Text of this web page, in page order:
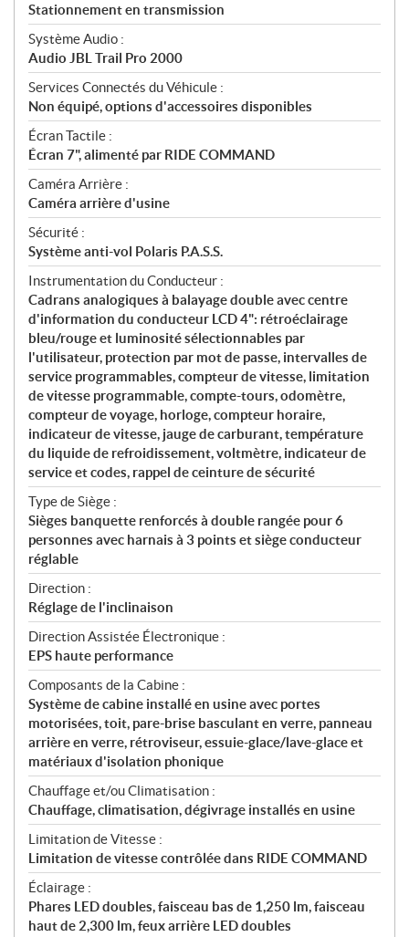
Stationnement en transmission
Système Audio :
Audio JBL Trail Pro 2000
Services Connectés du Véhicule :
Non équipé, options d'accessoires disponibles
Écran Tactile :
Écran 7", alimenté par RIDE COMMAND
Caméra Arrière :
Caméra arrière d'usine
Sécurité :
Système anti-vol Polaris P.A.S.S.
Instrumentation du Conducteur :
Cadrans analogiques à balayage double avec centre
d'information du conducteur LCD 4": rétroéclairage
bleu/rouge et luminosité sélectionnables par
l'utilisateur, protection par mot de passe, intervalles de
service programmables, compteur de vitesse, limitation
de vitesse programmable, compte-tours, odomètre,
compteur de voyage, horloge, compteur horaire,
indicateur de vitesse, jauge de carburant, température
du liquide de refroidissement, voltmètre, indicateur de
service et codes, rappel de ceinture de sécurité
Type de Siège :
Sièges banquette renforcés à double rangée pour 6
personnes avec harnais à 3 points et siège conducteur
réglable
Direction :
Réglage de l'inclinaison
Direction Assistée Électronique :
EPS haute performance
Composants de la Cabine :
Système de cabine installé en usine avec portes
motorisées, toit, pare-brise basculant en verre, panneau
arrière en verre, rétroviseur, essuie-glace/lave-glace et
matériaux d'isolation phonique
Chauffage et/ou Climatisation :
Chauffage, climatisation, dégivrage installés en usine
Limitation de Vitesse :
Limitation de vitesse contrôlée dans RIDE COMMAND
Éclairage :
Phares LED doubles, faisceau bas de 1,250 lm, faisceau
haut de 2,300 lm, feux arrière LED doubles